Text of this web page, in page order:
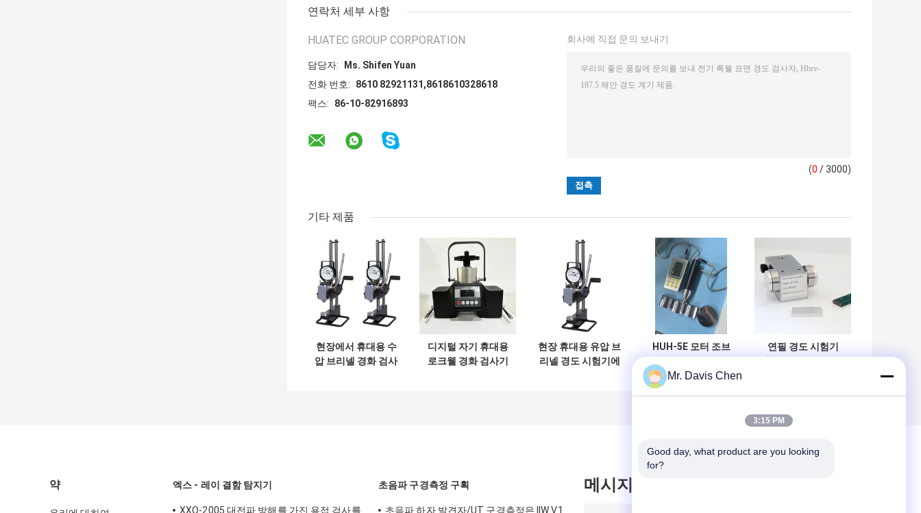
연락처 세부 사항
HUATEC GROUP CORPORATION
담당자:
Ms. Shifen Yuan
전화 번호:
8610 82921131,8618610328618
팩스:
86-10-82916893
회사에 직접 문의 보내기
(0 / 3000)
기타 제품
현장에서 휴대용 수
압 브리넬 경화 검사
디지털 자기 휴대용
로크웰 경화 검사기
현장 휴대용 유압 브
리넬 경도 시험기에
HUH-5E 모터 조브
휴대용 경화 검사 기
연필 경도 시험기
약 엑스 - 레이 결함 탐지기
XXQ-2005 대전파 방해를 가진 용접 검사를
초음파 구경측정 구획
초음파 하자 발견자/UT 구경측정은 IIW V1
메시지를 남겨주세요
Mr. Davis Chen
3:15 PM
Good day, what product are you looking
for?